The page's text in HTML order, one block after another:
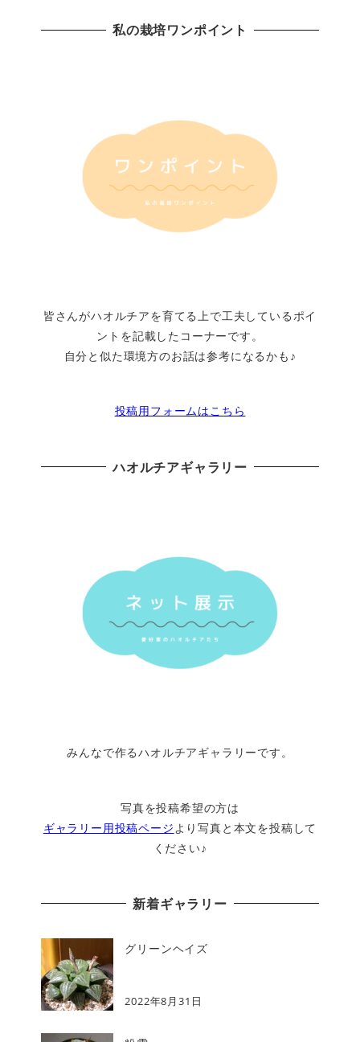
私の栽培ワンポイント
皆さんがハオルチアを育てる上で工夫しているポイ
ントを記載したコーナーです。
自分と似た環境方のお話は参考になるかも♪
投稿用フォームはこちら
ハオルチアギャラリー
みんなで作るハオルチアギャラリーです。
写真を投稿希望の方は
ギャラリー用投稿ページ より写真と本文を投稿して
ください♪
新着ギャラリー
グリーンヘイズ
2022年8月31日